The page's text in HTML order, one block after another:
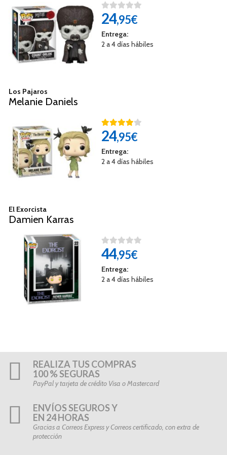
24,95€
Entrega:
2 a 4 días hábiles
Los Pajaros
Melanie Daniels
24,95€
Entrega:
2 a 4 días hábiles
El Exorcista
Damien Karras
44,95€
Entrega:
2 a 4 días hábiles
REALIZA TUS COMPRAS
100 % SEGURAS
PayPal y tarjeta de crédito Visa o Mastercard
ENVÍOS SEGUROS Y
EN 24 HORAS
Gracias a Correos Express y Correos certificado, con extra de
protección